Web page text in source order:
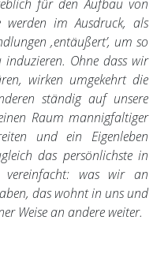
für den Aufbau von
werden im Ausdruck, als
‚entäußert’, um so
Ohne dass wir
wirken umgekehrt die
ständig auf unsere
Raum mannigfaltiger
und ein Eigenleben
das persönlichste in
vereinfacht: was wir an
das wohnt in uns und
Weise an andere weiter.